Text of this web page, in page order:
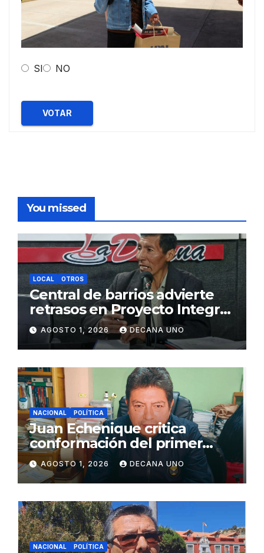
SI NO
VOTAR
You missed
LOCAL OTROS
Central de barrios advierte
retrasos en Proyecto Integral
de Agua y Alcantarillado para
Juliaca
AGOSTO 1, 2026 DECANA UNO
NACIONAL POLÍTICA
Juan Echenique critica
conformación del primer
gabinete ministerial de Keiko
Fujimori
AGOSTO 1, 2026 DECANA UNO
NACIONAL POLÍTICA